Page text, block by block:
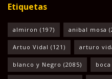
Etiquetas
almiron (197) anibal mosa
Artuo Vidal (121) arturo
blanco y Negro (2085)